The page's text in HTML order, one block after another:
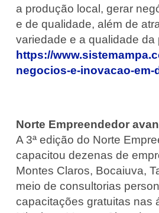
a produção local, gerar
e de qualidade, além de
variedade e a qualidade
https://
negocios-e-inovacao-
Norte Empreendedor
A 3ª edição do Norte
capacitou dezenas de
Montes Claros, Bocaiuva,
meio de consultorias
capacitações gratuitas nas